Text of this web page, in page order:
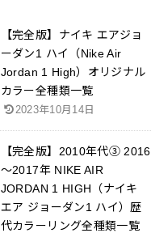
【完全版】ナイキ エアジョ
ーダン1 ハイ（Nike Air
Jordan 1 High）オリジナル
カラー全種類一覧
2023年10月14日
【完全版】2010年代③ 2016
～2017年 NIKE AIR
JORDAN 1 HIGH（ナイキ
エア ジョーダン1 ハイ）歴
代カラーリング全種類一覧